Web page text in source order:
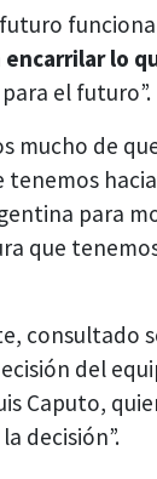
encarrilar lo
el futuro”.
mucho de
tenemos
para
que
consultado
del
Caputo,
decisión”.